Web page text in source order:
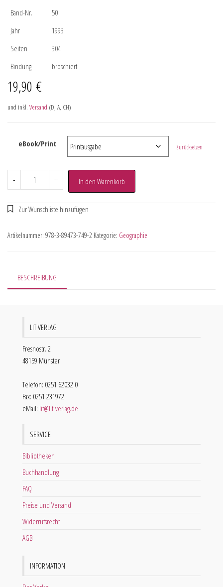
Band-Nr.
50
Jahr
1993
Seiten
304
Bindung
broschiert
19,90 €
und inkl. Versand (D, A, CH)
eBook/Print Zurücksetzen
- + In den Warenkorb
Artikelnummer: 978-3-89473-749-2 Kategorie: Geographie
BESCHREIBUNG
LIT VERLAG
Fresnostr. 2
48159 Münster
Telefon: 0251 62032 0
Fax: 0251 231972
eMail: lit@lit-verlag.de
SERVICE
Bibliotheken
Buchhandlung
FAQ
Preise und Versand
Widerrufsrecht
AGB
INFORMATION